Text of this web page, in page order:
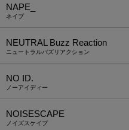
NAPE_
ネイプ
NEUTRAL Buzz Reaction
ニュートラルバズリアクション
NO ID.
ノーアイディー
NOISESCAPE
ノイズスケイプ